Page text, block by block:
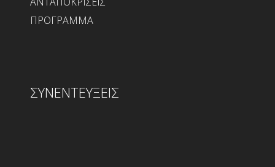
ΠΡΟΓΡΑΜΜΑ
ΣΥΝΕΝΤΕΥΞΕΙΣ